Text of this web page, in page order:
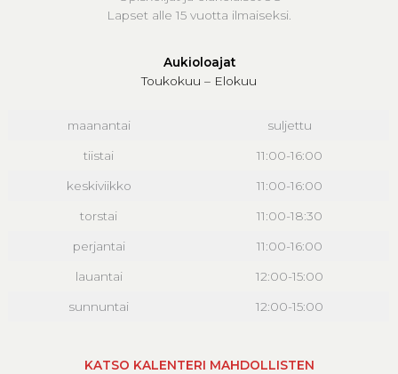
Lapset alle 15 vuotta ilmaiseksi.
Aukioloajat
Toukokuu – Elokuu
maanantai suljettu
tiistai 11:00-16:00
keskiviikko 11:00-16:00
torstai 11:00-18:30
perjantai 11:00-16:00
lauantai 12:00-15:00
sunnuntai 12:00-15:00
KATSO KALENTERI MAHDOLLISTEN